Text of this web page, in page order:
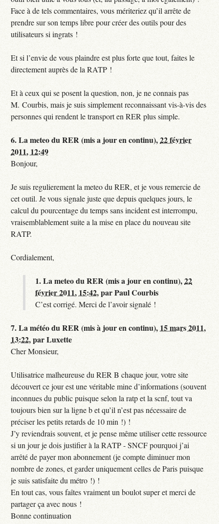
Face à de tels commentaires, vous mériteriez qu’il arrête de
prendre sur son temps libre pour créer des outils pour des
utilisateurs si ingrats !
Et si l’envie de vous plaindre est plus forte que tout, faites le
directement auprès de la RATP !
Et à ceux qui se posent la question, non, je ne connais pas
M. Courbis, mais je suis simplement reconnaissant vis-à-vis des
personnes qui rendent le transport en RER plus simple.
6.La meteo du RER (mis a jour en continu),22 février
2011, 12:49
Bonjour,
Je suis regulierement la meteo du RER, et je vous remercie de
cet outil. Je vous signale juste que depuis quelques jours, le
calcul du pourcentage du temps sans incident est interrompu,
vraisemblablement suite a la mise en place du nouveau site
RATP.
Cordialement,
1.La meteo du RER (mis a jour en continu),22
février 2011, 15:42,parPaul Courbis
C’est corrigé. Merci de l’avoir signalé !
7.La météo du RER (mis à jour en continu), 15 mars 2011,
13:22,parLuxette
Cher Monsieur,
Utilisatrice malheureuse du RER B chaque jour, votre site
découvert ce jour est une véritable mine d’informations (souvent
inconnues du public puisque selon la ratp et la scnf, tout va
toujours bien sur la ligne b et qu’il n’est pas nécessaire de
préciser les petits retards de 10 min !) !
J’y reviendrais souvent, et je pense même utiliser cette ressource
si un jour je dois justifier à la RATP - SNCF pourquoi j’ai
arrêté de payer mon abonnement (je compte diminuer mon
nombre de zones, et garder uniquement celles de Paris puisque
je suis satisfaite du métro !) !
En tout cas, vous faîtes vraiment un boulot super et merci de
partager ça avec nous !
Bonne continuation